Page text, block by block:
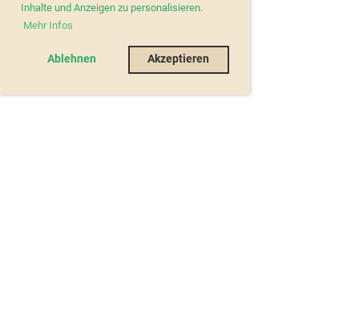
Inhalte und Anzeigen zu personalisieren.
Mehr Infos
Ablehnen Akzeptieren